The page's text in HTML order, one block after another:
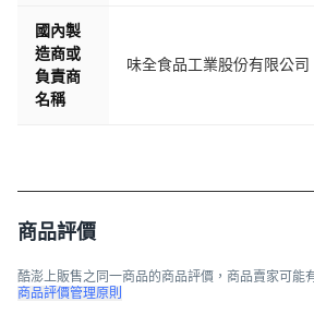
國內製
造商或
負責商
名稱
味全食品工業股份有限公司
商品評價
酷澎上販售之同一商品的商品評價，商品賣家可能
商品評價管理原則